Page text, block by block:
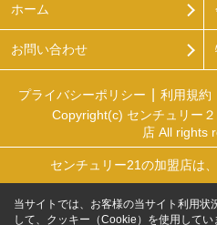
ホーム
お問い合わせ
プライバシーポリシー 利用規約
Copyright(c) センチュリー
店 All rights
センチュリー21の加盟店は
当サイトでは、お客様の当サイト利用状
して、クッキー（Cookie）を使用してい